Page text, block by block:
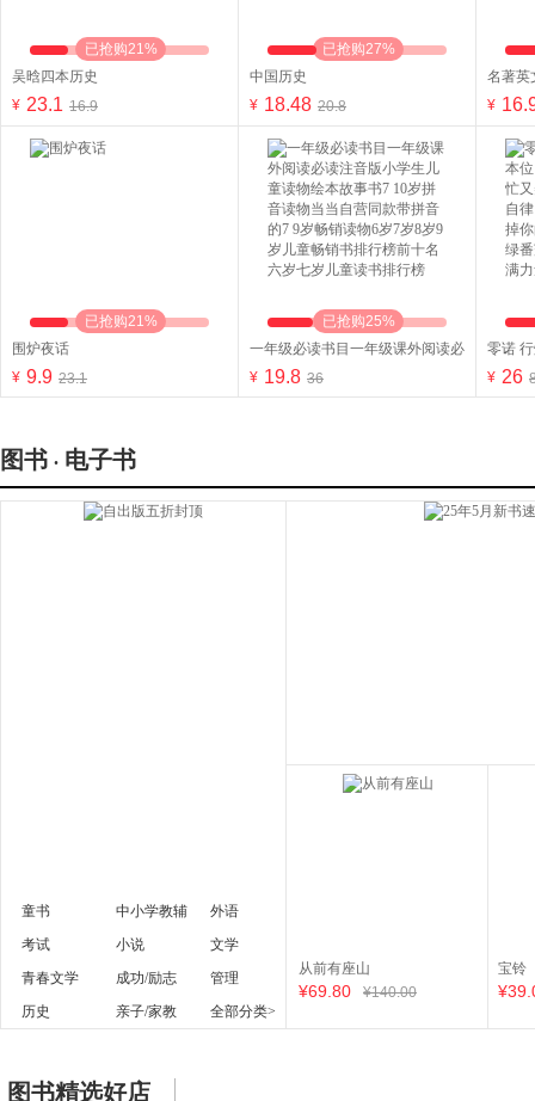
已抢购21%
吴晗四本历史
¥ 23.1 16.9
已抢购27%
中国历史
¥ 18.48 20.8
名著英
¥
已抢购21%
围炉夜话
¥ 9.9 23.1
已抢购25%
一年级必读书目一年级课外阅读必
读注音版小学生儿童读物绘本故事
书7 10岁拼音读物当当自营同款带
¥ 19.8 36
零诺
我大于
患失+
¥ 26
图书 . 电子书
童书 中小学教辅
外语
考试
小说
文学
青春文学
成功/励志
管理
历史
亲子/家教 全部分类>
从前有座山
¥69 .80 ¥140.00
宝铃
¥39
图书精选好店